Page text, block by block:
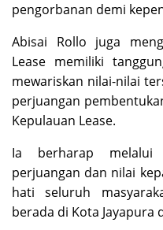
pengorbanan demi
Abisai Rollo juga
Lease memiliki
mewariskan nilai-nilai
perjuangan
Kepulauan Lease.
Ia berharap melalui
perjuangan dan nilai
hati seluruh
berada di Kota Jayapura